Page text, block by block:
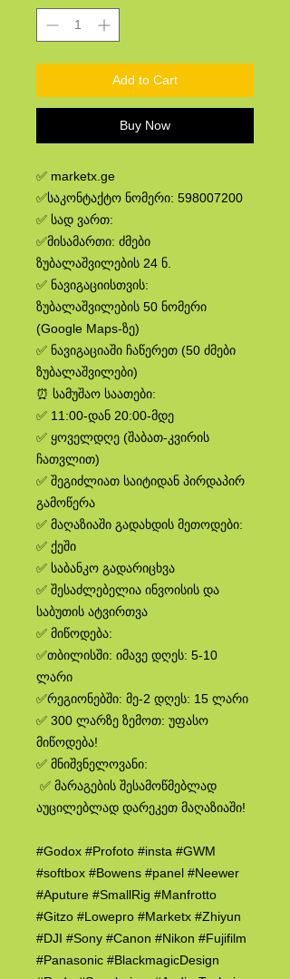
Add to Cart
Buy Now
✅ marketx.ge
✅საკონტაქტო ნომერი: 598007200
✅ სად ვართ:
✅მისამართი: ძმები
ზუბალაშვილების 24 ნ.
✅ ნავიგაციისთვის:
ზუბალაშვილების 50 ნომერი
(Google Maps-ზე)
✅ ნავიგაციაში ჩაწერეთ (50 ძმები
ზუბალაშვილები)
⏰ სამუშაო საათები:
✅ 11:00-დან 20:00-მდე
✅ ყოველდღე (შაბათ-კვირის
ჩათვლით)
✅ შეგიძლიათ საიტიდან პირდაპირ
გამოწერა
✅ მაღაზიაში გადახდის მეთოდები:
✅ ქეში
✅ საბანკო გადარიცხვა
✅ შესაძლებელია ინვოისის და
საბუთის ატვირთვა
✅ მიწოდება:
✅თბილისში: იმავე დღეს: 5-10
ლარი
✅რეგიონებში: მე-2 დღეს: 15 ლარი
✅ 300 ლარზე ზემოთ: უფასო
მიწოდება!
✅ მნიშვნელოვანი:
✅ მარაგების შესამოწმებლად
აუცილებლად დარეკეთ მაღაზიაში!
#Godox #Profoto #insta #GWM
#softbox #Bowens #panel #Neewer
#Aputure #SmallRig #Manfrotto
#Gitzo #Lowepro #Marketx #Zhiyun
#DJI #Sony #Canon #Nikon #Fujifilm
#Panasonic #BlackmagicDesign